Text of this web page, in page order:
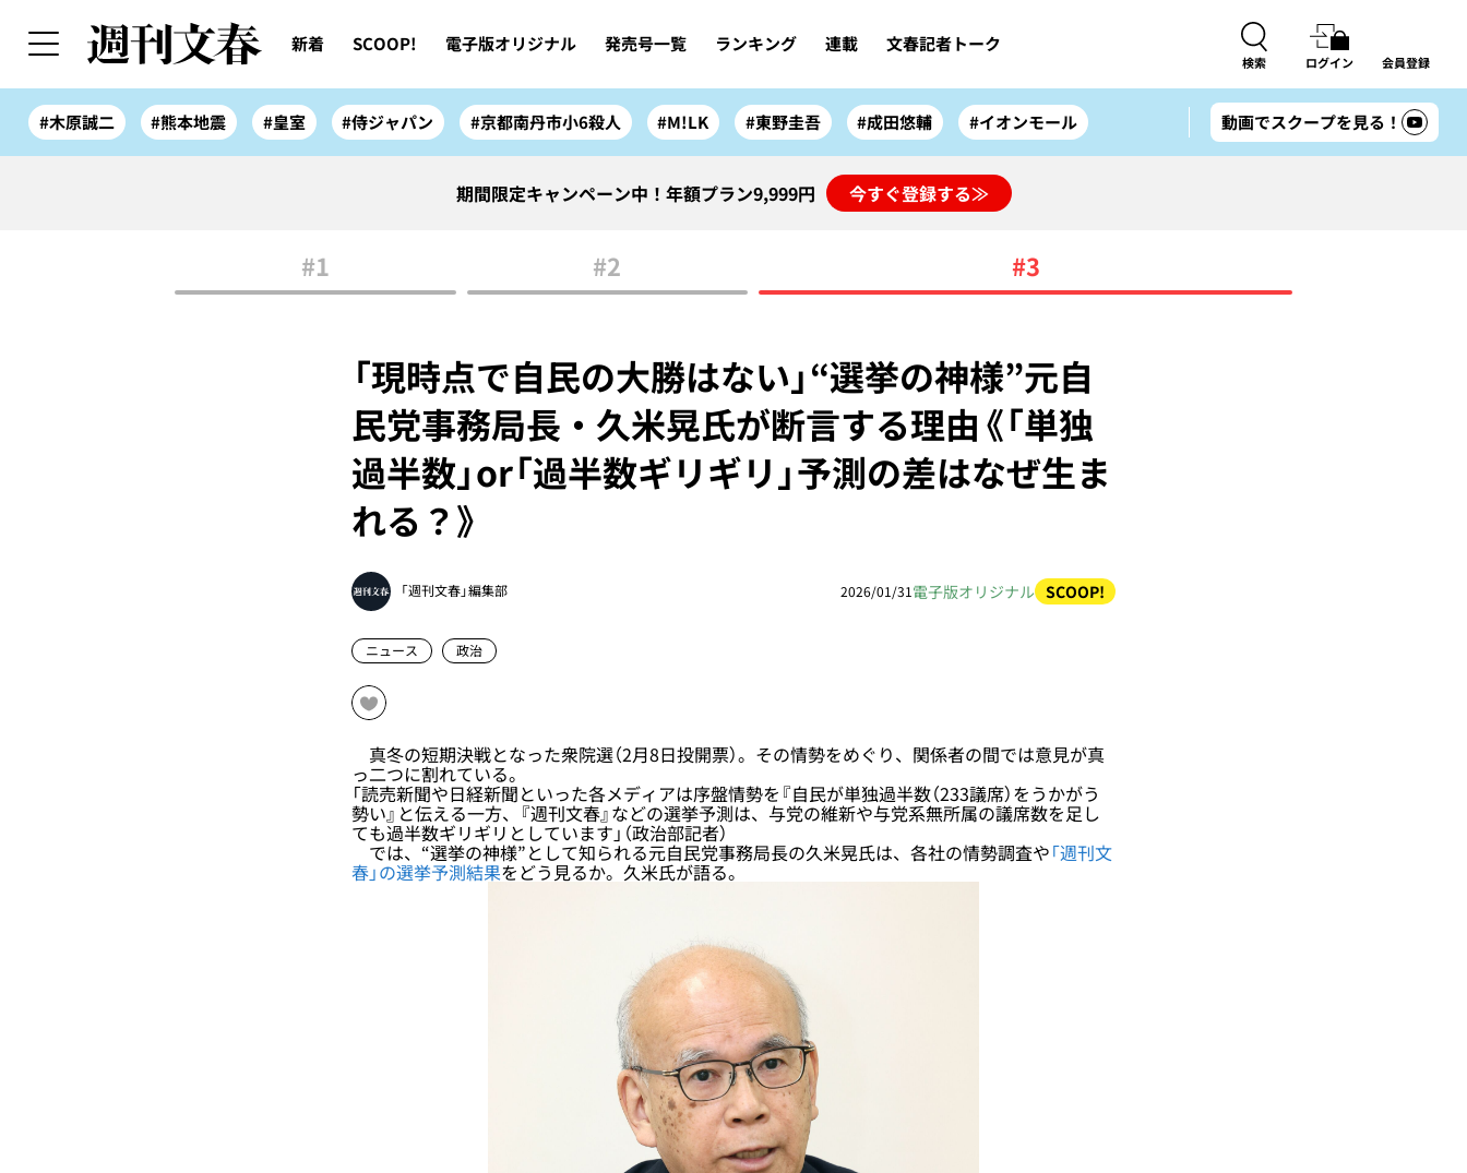
新着 SCOOP! 電子版オリジナル 発売号一覧 ランキング 連載 文春記者トーク
検索 ログイン 会員登録
#木原誠二 #熊本地震 #皇室 #侍ジャパン #京都南丹市小6殺人 #M!LK #東野圭吾 #成田悠輔 #イオンモール 動画でスクープを見る！
期間限定キャンペーン中！年額プラン9,999円 今すぐ登録する≫
#1 #2 #3
「現時点で自民の大勝はない」“選挙の神様”元自
民党事務局長・久米晃氏が断言する理由《「単独
過半数」or「過半数ギリギリ」予測の差はなぜ生ま
れる？》
「週刊文春」編集部 2026/01/31電子版オリジナル SCOOP!
ニュース 政治
真冬の短期決戦となった衆院選（2月8日投開票）。その情勢をめぐり、関係者の間では意見が真
っ二つに割れている。
「読売新聞や日経新聞といった各メディアは序盤情勢を『自民が単独過半数（233議席）をうかがう
勢い』と伝える一方、『週刊文春』などの選挙予測は、与党の維新や与党系無所属の議席数を足し
ても過半数ギリギリとしています」（政治部記者）
では、“選挙の神様”として知られる元自民党事務局長の久米晃氏は、各社の情勢調査や「週刊文
春」の選挙予測結果をどう見るか。久米氏が語る。